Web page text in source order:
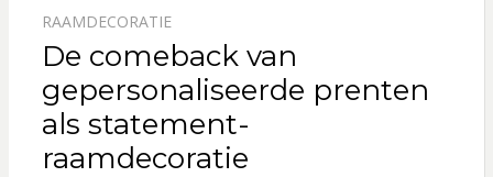
RAAMDECORATIE
De comeback van
gepersonaliseerde prenten
als statement-
raamdecoratie